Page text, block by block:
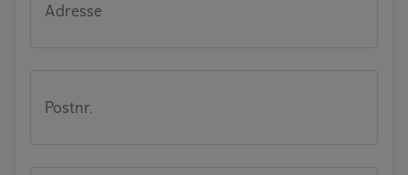
Adresse
Postnr.